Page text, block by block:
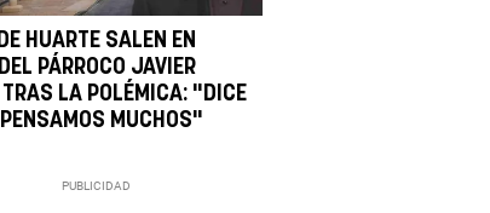
HUARTE SALEN EN
PÁRROCO JAVIER
LA POLÉMICA: "DICE
PENSAMOS MUCHOS"